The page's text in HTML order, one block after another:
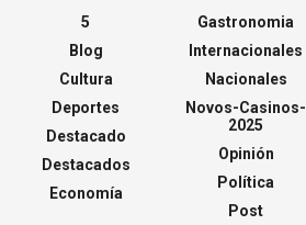
5
Blog
Cultura
Deportes
Destacado
Destacados
Economía
Gastronomia
Internacionales
Nacionales
Novos-Casinos-
2025
Opinión
Política
Post